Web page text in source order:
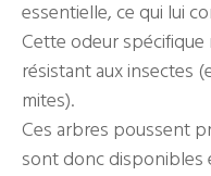
essentielle, ce qui lui
Cette odeur
résistant aux insectes
mites).
Ces arbres poussent
sont donc disponibles